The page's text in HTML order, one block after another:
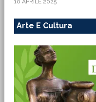
10 APRILE 2025
Arte E Cultura